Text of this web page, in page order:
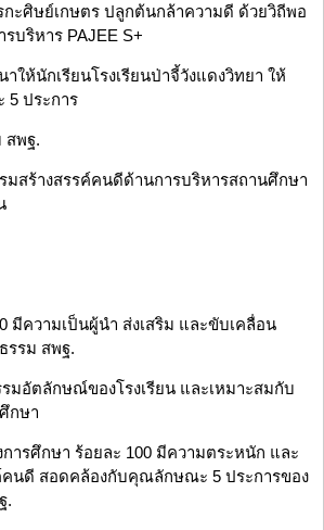
กะศิษย์เกษตร ปลูกต้นกล้าความดี ด้วยวิถีพอ
บริหาร PAJEE S+
ให้นักเรียนโรงเรียนป่าจี้วังแดงวิทยา ให้
ประการ
สพฐ.
มสร้างสรรค์คนดีด้านการบริหารสถานศึกษา
มีความเป็นผู้นำ ส่งเสริม และขับเคลื่อน
รรม สพฐ.
อัตลักษณ์ของโรงเรียน และเหมาะสมกับ
กษา
ารศึกษา ร้อยละ 100 มีความตระหนัก และ
คนดี สอดคล้องกับคุณลักษณะ 5 ประการของ
.